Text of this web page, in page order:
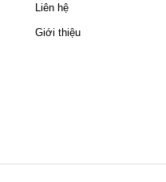
Liên hệ
Giới thiệu